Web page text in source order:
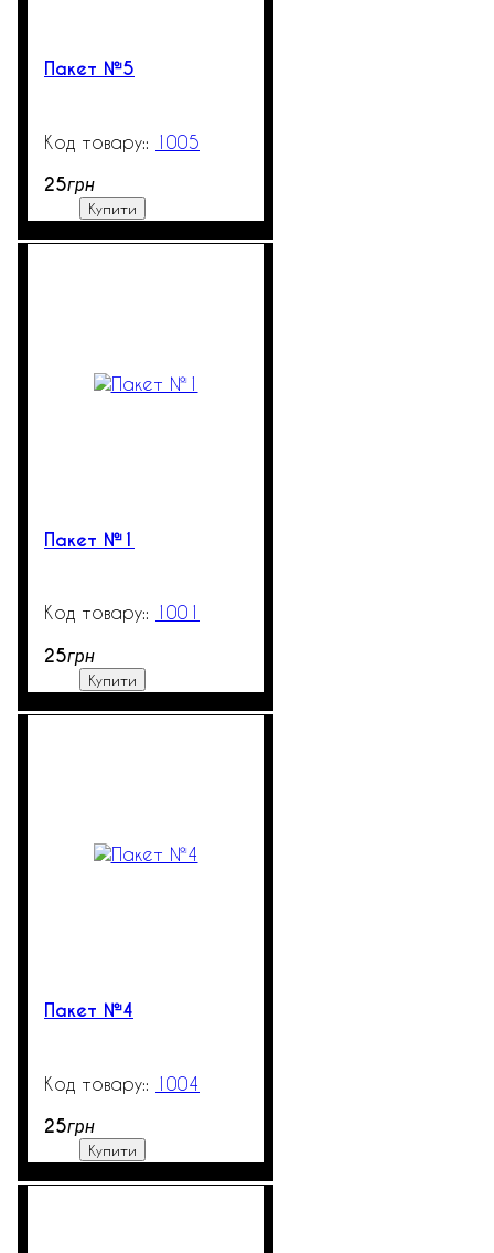
Пакет №5
1005
25грн
Купити
Пакет №1
1001
25грн
Купити
Пакет №4
1004
25грн
Купити